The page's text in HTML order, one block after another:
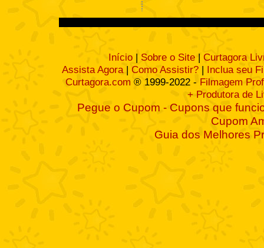
Início | Sobre o Site | Curtagora
Assista Agora| Como Assistir? | Inclua seu
Curtagora.com ® 1999-2022 - Filmagem
+ Produtora de
Pegue o Cupom - Cupons que
Cupom
Guia dos Melhores